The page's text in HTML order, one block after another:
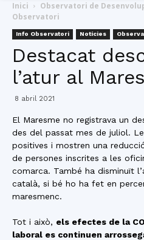
Inici Observatori de
Observatori
Info Observatori Notícies
Destacat
l’atur al
8 abril 2021
El Maresme no registrava un
des del passat mes de juliol.
positives i mostren una
de persones inscrites a les
comarca. També ha disminuït
català, si bé ho ha fet en
maresmenc.
Tot i això, els efectes de la
laboral es continuen